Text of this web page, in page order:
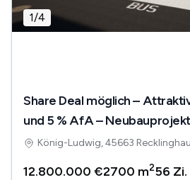
1/4
Share Deal möglich –
und 5 % AfA –
Barrierefrei RE
König-Ludwig, 45663
12.800.000 €2700 m256 Zi.